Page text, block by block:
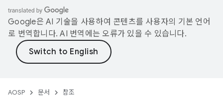
Google은 AI 기술을 사용하여 콘텐츠를 사용자의 기본 언어
로 번역합니다. AI 번역에는 오류가 있을 수 있습니다.
AOSP 문서 참조